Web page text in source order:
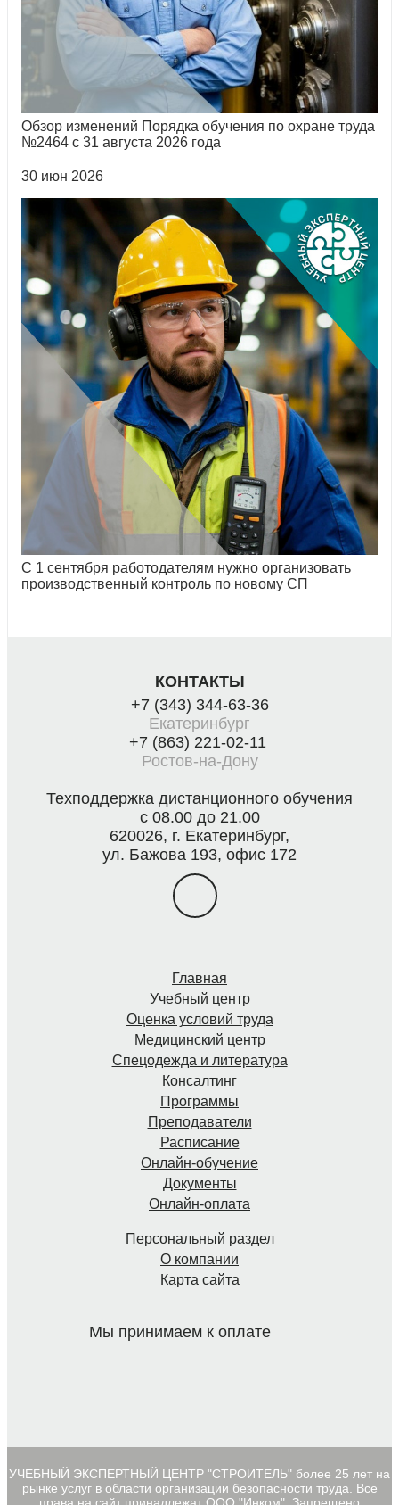
Обзор изменений Порядка обучения по охране труда
№2464 с 31 августа 2026 года
30 июн 2026
С 1 сентября работодателям нужно организовать
производственный контроль по новому СП
КОНТАКТЫ
+7 (343) 344-63-36
Екатеринбург
+7 (863) 221-02-11
Ростов-на-Дону
Техподдержка дистанционного обучения
с 08.00 до 21.00
620026, г. Екатеринбург,
ул. Бажова 193, офис 172
Главная
Учебный центр
Оценка условий труда
Медицинский центр
Спецодежда и литература
Консалтинг
Программы
Преподаватели
Расписание
Онлайн-обучение
Документы
Онлайн-оплата
Персональный раздел
О компании
Карта сайта
Мы принимаем к оплате
УЧЕБНЫЙ ЭКСПЕРТНЫЙ ЦЕНТР "СТРОИТЕЛЬ" более 25 лет на
рынке услуг в области организации безопасности труда. Все